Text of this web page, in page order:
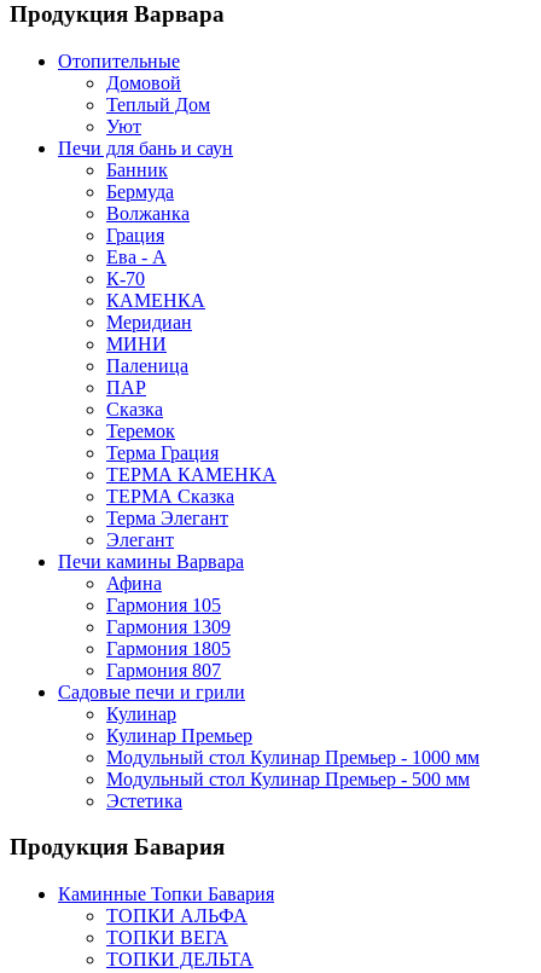
Продукция Варвара
Отопительные
Домовой
Теплый Дом
Уют
Печи для бань и саун
Банник
Бермуда
Волжанка
Грация
Ева - А
К-70
КАМЕНКА
Меридиан
МИНИ
Паленица
ПАР
Сказка
Теремок
Терма Грация
ТЕРМА КАМЕНКА
ТЕРМА Сказка
Терма Элегант
Элегант
Печи камины Варвара
Афина
Гармония 105
Гармония 1309
Гармония 1805
Гармония 807
Садовые печи и грили
Кулинар
Кулинар Премьер
Модульный стол Кулинар Премьер - 1000 мм
Модульный стол Кулинар Премьер - 500 мм
Эстетика
Продукция Бавария
Каминные Топки Бавария
ТОПКИ АЛЬФА
ТОПКИ ВЕГА
ТОПКИ ДЕЛЬТА